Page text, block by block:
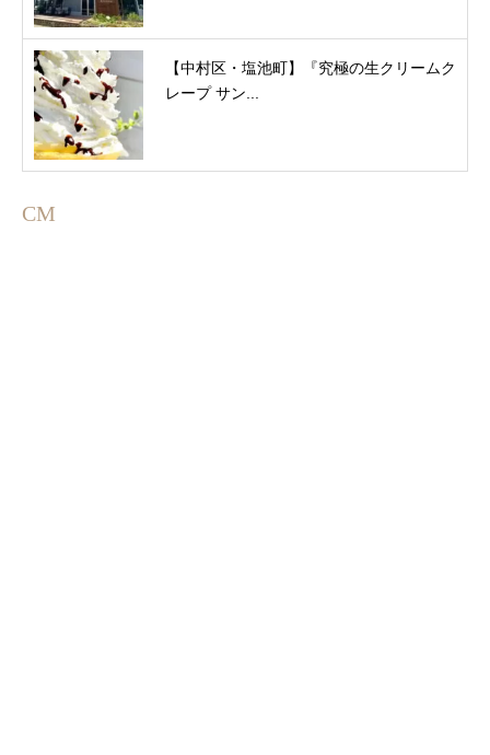
【中村区・塩池町】『究極の生クリームク
レープ サン...
CM